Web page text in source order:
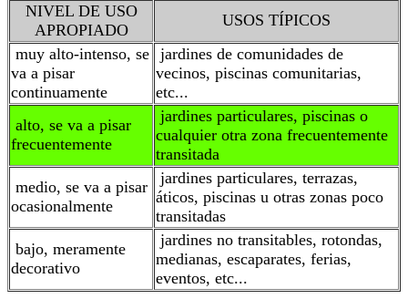
NIVEL DE USO
APROPIADO
USOS TÍPICOS
muy alto-intenso, se
va a pisar
continuamente
jardines de comunidades de
vecinos, piscinas comunitarias,
etc...
alto, se va a pisar
frecuentemente
jardines particulares, piscinas o
cualquier otra zona frecuentemente
transitada
medio, se va a pisar
ocasionalmente
jardines particulares, terrazas,
áticos, piscinas u otras zonas poco
transitadas
bajo, meramente
decorativo
jardines no transitables, rotondas,
medianas, escaparates, ferias,
eventos, etc...